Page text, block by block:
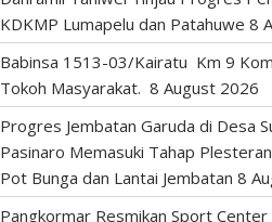
KDKMP Lumapelu dan Patahuwe 8
Babinsa 1513-03/Kairatu Km 9
Tokoh Masyarakat. 8 August 2026
Progres Jembatan Garuda di Desa
Pasinaro Memasuki Tahap
Pot Bunga dan Lantai Jembatan 8
Pangkormar Resmikan Sport